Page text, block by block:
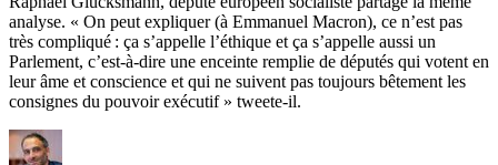
analyse. « On peut expliquer (à Emmanuel Macron), ce n’est pas
très compliqué : ça s’appelle l’éthique et ça s’appelle aussi un
Parlement, c’est-à-dire une enceinte remplie de députés qui votent en
leur âme et conscience et qui ne suivent pas toujours bêtement les
consignes du pouvoir exécutif » tweete-il.